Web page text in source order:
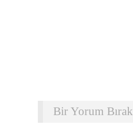
Bir Yorum Bırak